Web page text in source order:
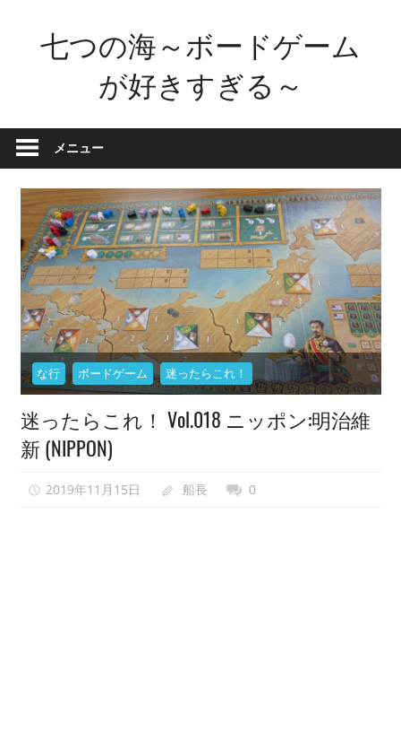
へ
キ
七つの海～ボードゲーム
が好きすぎる～
ー
ド
ゲ
ー
ム
が
好
き
す
ぎ
た
せ
い
で、
世
メニュー
な行 ボードゲーム 迷ったらこれ！
迷ったらこれ！ Vol.018 ニッポン:明治維
新 (NIPPON)
2019年11月15日 船長 0